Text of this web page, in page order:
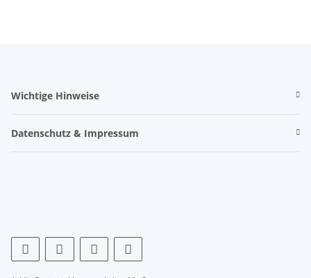
Wichtige Hinweise
Datenschutz & Impressum